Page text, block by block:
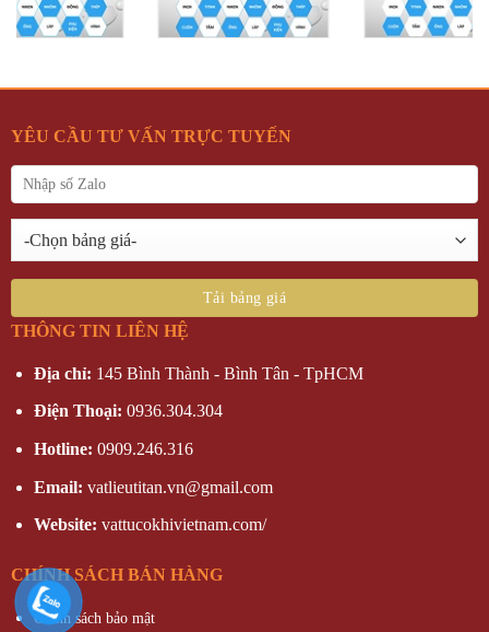
YÊU CẦU TƯ VẤN TRỰC TUYẾN
THÔNG TIN LIÊN HỆ
Địa chỉ: 145 Bình Thành - Bình Tân - TpHCM
Điện Thoại: 0936.304.304
Hotline: 0909.246.316
Email: vatlieutitan.vn@gmail.com
Website: vattucokhivietnam.com/
CHÍNH SÁCH BÁN HÀNG
Chính sách bảo mật